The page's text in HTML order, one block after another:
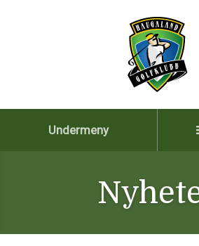
Undermeny